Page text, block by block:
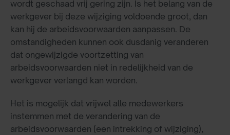
wordt geschaad vrij gering zijn. Is het belang van de
werkgever bij deze wijziging voldoende groot, dan
kan hij de arbeidsvoorwaarden aanpassen. De
omstandigheden kunnen ook dusdanig veranderen
dat ongewijzigde voortzetting van
arbeidsvoorwaarden niet in redelijkheid van de
werkgever verlangd kan worden.
Het is mogelijk dat vrijwel alle medewerkers
instemmen met de verandering van de
arbeidsvoorwaarden (een intrekking of wijziging),